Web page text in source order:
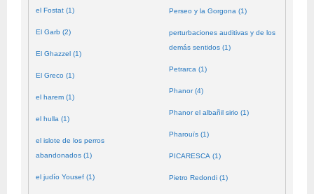
el Fostat (1)
El Garb (2)
El Ghazzel (1)
El Greco (1)
el harem (1)
el hulla (1)
el islote de los perros
abandonados (1)
el judío Yousef (1)
Perseo y la Gorgona (1)
perturbaciones auditivas y de los
demás sentidos (1)
Petrarca (1)
Phanor (4)
Phanor el albañil sirio (1)
Pharouïs (1)
PICARESCA (1)
Pietro Redondi (1)